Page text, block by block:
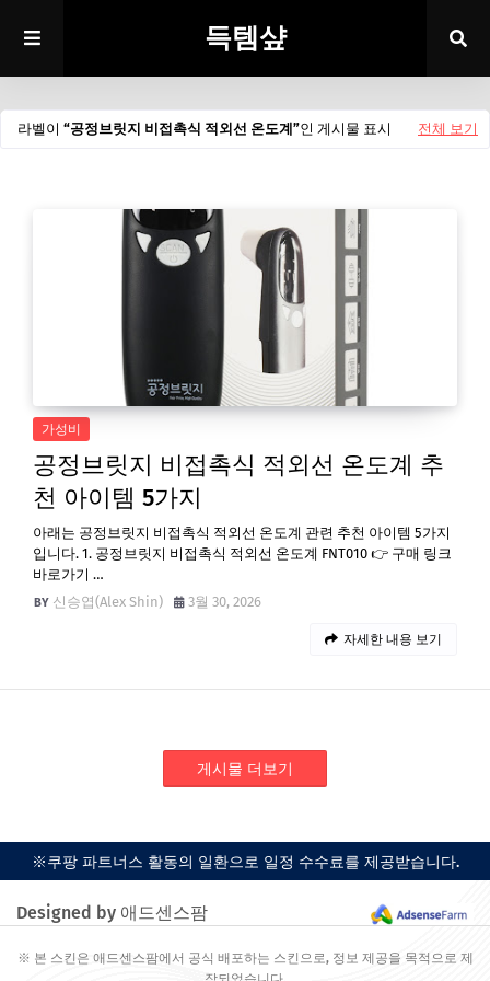
득템샾
라벨이 공정브릿지 비접촉식 적외선 온도계 인 게시물 표시 전체 보기
가성비
공정브릿지 비접촉식 적외선 온도계 추
천 아이템 5가지
아래는 공정브릿지 비접촉식 적외선 온도계 관련 추천 아이템 5가지
입니다. 1. 공정브릿지 비접촉식 적외선 온도계 FNT010 👉 구매 링크
바로가기 …
신승엽(Alex Shin)
3월 30, 2026
자세한 내용 보기
게시물 더보기
※쿠팡 파트너스 활동의 일환으로 일정 수수료를 제공받습니다.
Designed by 애드센스팜
※ 본 스킨은 애드센스팜에서 공식 배포하는 스킨으로, 정보 제공을 목적으로 제